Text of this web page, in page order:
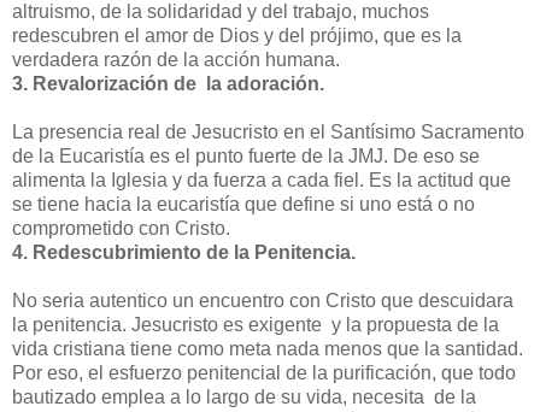
altruismo, de la solidaridad y del trabajo, muchos
redescubren el amor de Dios y del prójimo, que es la
verdadera razón de la acción humana.
3. Revalorización de la adoración.
La presencia real de Jesucristo en el Santísimo Sacramento
de la Eucaristía es el punto fuerte de la JMJ. De eso se
alimenta la Iglesia y da fuerza a cada fiel. Es la actitud que
se tiene hacia la eucaristía que define si uno está o no
comprometido con Cristo.
4. Redescubrimiento de la Penitencia.
No seria autentico un encuentro con Cristo que descuidara
la penitencia. Jesucristo es exigente y la propuesta de la
vida cristiana tiene como meta nada menos que la santidad.
Por eso, el esfuerzo penitencial de la purificación, que todo
bautizado emplea a lo largo de su vida, necesita de la